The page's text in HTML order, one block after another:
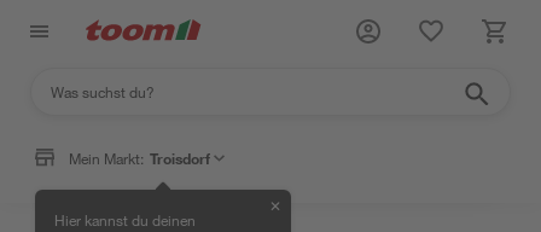
Mein Markt: Troisdorf
Hier kannst du deinen
✕